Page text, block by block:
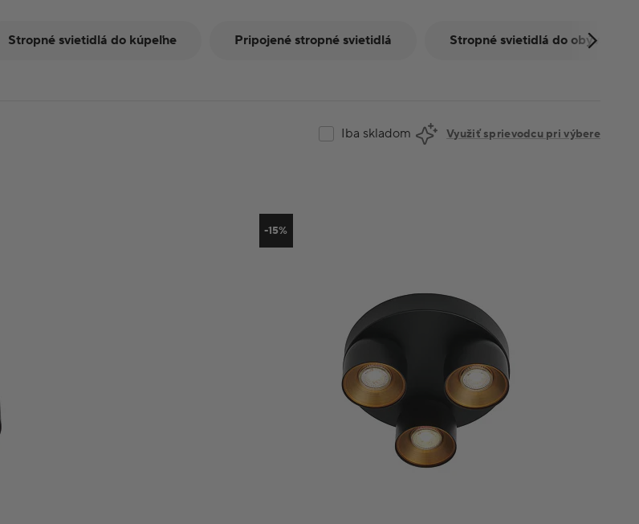
Stropné svietidlá do kúpeľne Pripojené stropné svietidlá Stropné svietidlá do obývačky
Iba skladom Využiť sprievodcu pri výbere
-15%